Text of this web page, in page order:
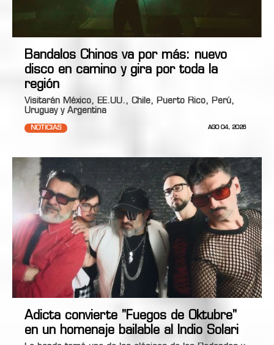
Bandalos Chinos va por más: nuevo
disco en camino y gira por toda la
región
Visitarán México, EE.UU., Chile, Puerto Rico, Perú,
Uruguay y Argentina
NOTICIAS AGO 04, 2026
Adicta convierte "Fuegos de Oktubre"
en un homenaje bailable al Indio Solari